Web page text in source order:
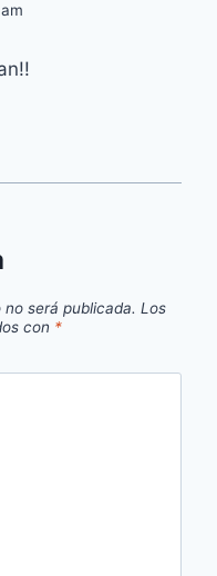
será publicada. Los
con *